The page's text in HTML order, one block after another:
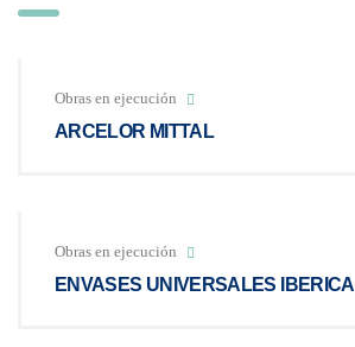
Obras en ejecución
ARCELOR MITTAL
Obras en ejecución
ENVASES UNIVERSALES IBERICA